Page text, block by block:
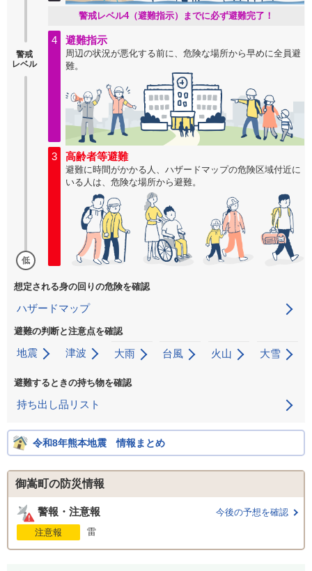
警戒
レベル
警戒レベル4（避難指示）までに必ず避難完了！
4 避難指示
周辺の状況が悪化する前に、危険な場所から早めに全員避
難。
低
3 高齢者等避難
避難に時間がかかる人、ハザードマップの危険区域付近に
いる人は、危険な場所から避難。
想定される身の回りの危険を確認
ハザードマップ
避難の判断と注意点を確認
地震 津波 大雨 台風 火山 大雪
避難するときの持ち物を確認
持ち出し品リスト
令和8年熊本地震 情報まとめ
御嵩町の防災情報
警報・注意報
今後の予想を確認
注意報
雷